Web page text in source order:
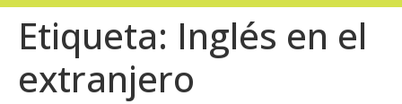
Etiqueta: Inglés en el
extranjero